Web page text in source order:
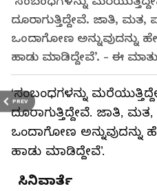
PREV
ದೂರಾಗುತ್ತಿದ್ದೇವೆ. ಜಾತಿ, ಮತ,
ಒಂದಾಗೋಣ ಅನ್ನುವುದನ್ನು
ಹಾಡು ಮಾಡಿದ್ದೇವೆ’. - ಈ
ಸಿನಿವಾರ್ತೆ
‘ಸಂಬಂಧಗಳನ್ನು
ದೂರಾಗುತ್ತಿದ್ದೇವೆ. ಜಾತಿ,
ಒಂದಾಗೋಣ ಅನ್ನುವುದನ್ನು
ಹಾಡು ಮಾಡಿದ್ದೇವೆ’.